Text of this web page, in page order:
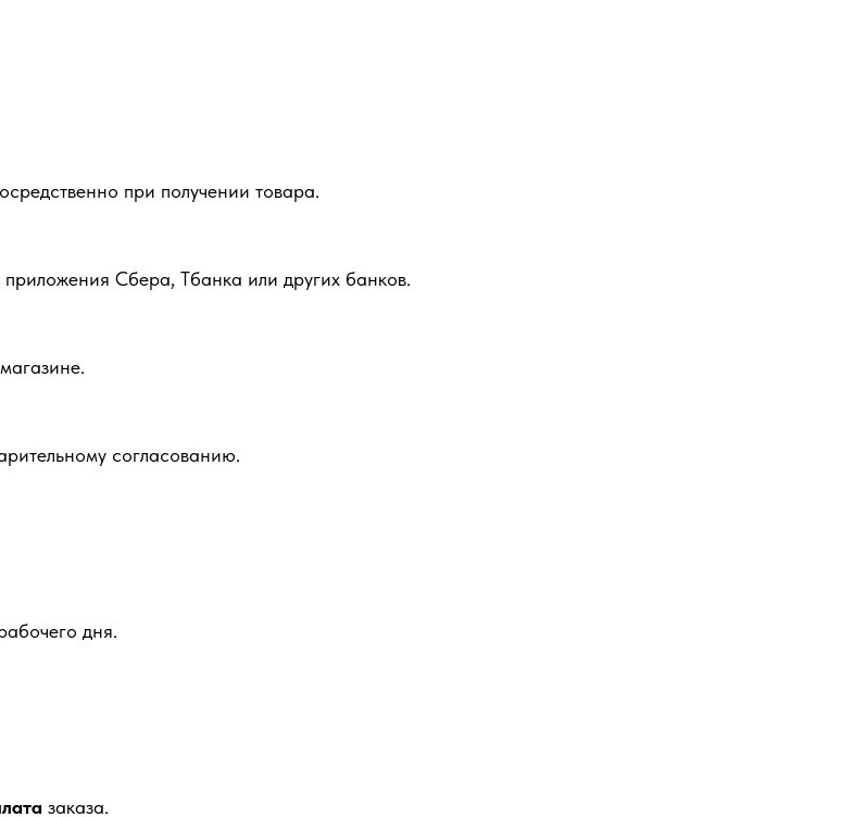
при получении товара.
Сбера, Тбанка или других банков.
согласованию.
дня.
заказа.